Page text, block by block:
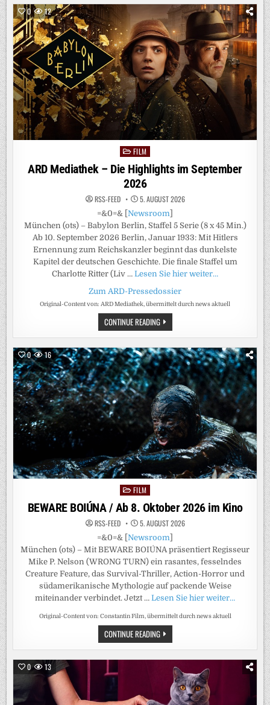
JEDEN!“
MIT
TIMON
KRAUSE
ÜBERZEUGT
AUF
PROSIEBEN
0 12
Posted
FILM
ARD Mediathek – Die Highlights im September
2026
RSS-FEED 5. AUGUST 2026
=&0=& [Newsroom]
München (ots) – Babylon Berlin, Staffel 5 Serie (8 x 45 Min.)
Ab 10. September 2026 Berlin, Januar 1933: Mit Hitlers
Ernennung zum Reichskanzler beginnt das dunkelste
Kapitel der deutschen Geschichte. Die finale Staffel um
Charlotte Ritter (Liv … Lesen Sie hier weiter…
Zum ARD-Pressedossier
Original-Content von: ARD Mediathek, übermittelt durch news aktuell
CONTINUE READINGARD
MEDIATHEK
–
HIGHLIGHTS
IM
SEPTEMBER
2026
0 16
Posted
in
FILM
BEWARE BOIÚNA / Ab 8. Oktober 2026 im Kino
RSS-FEED 5. AUGUST 2026
=&0=& [ Newsroom
München (ots) – Mit BEWARE BOIÚNA präsentiert Regisseur
Mike P. Nelson (WRONG TURN) ein rasantes, fesselndes
Creature Feature, das Survival-Thriller, Action-Horror und
südamerikanische Mythologie auf packende Weise
miteinander verbindet. Jetzt … Lesen Sie hier weiter…
Original-Content von: Constantin Film, übermittelt durch news aktuell
CONTINUE READINGBEWARE
BOIÚNA
/
AB
OKTOBER
2026
KINO
0 13